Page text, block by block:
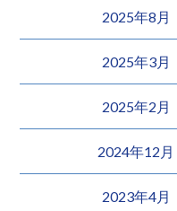
2025年8月
2025年3月
2025年2月
2024年12月
2023年4月